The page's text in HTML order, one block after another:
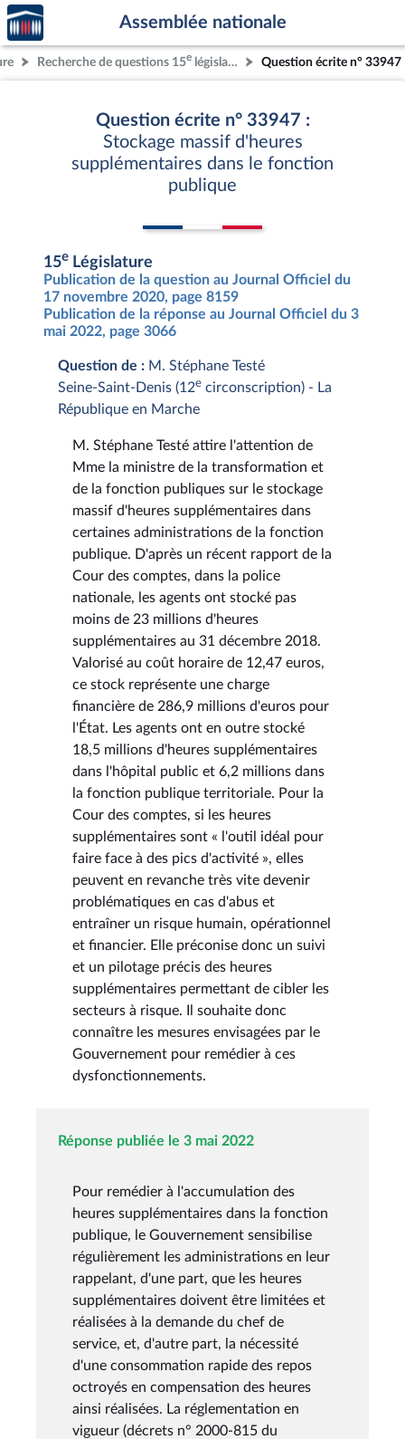
Aller au contenu
Aller en bas de la page
Accèder
à la
page
d'accueil
Assemblée nationale
Recherche de questions 15e législature Question écrite n° 33947
Question écrite n° 33947 :
Stockage massif d'heures
supplémentaires dans le fonction
publique
15e Législature
Publication de la question au Journal Officiel du
17 novembre 2020, page 8159
Publication de la réponse au Journal Officiel du 3
mai 2022, page 3066
Question de : M. Stéphane Testé
Seine-Saint-Denis (12e circonscription) - La
République en Marche
M. Stéphane Testé attire l'attention de
Mme la ministre de la transformation et
de la fonction publiques sur le stockage
massif d'heures supplémentaires dans
certaines administrations de la fonction
publique. D'après un récent rapport de la
Cour des comptes, dans la police
nationale, les agents ont stocké pas
moins de 23 millions d'heures
supplémentaires au 31 décembre 2018.
Valorisé au coût horaire de 12,47 euros,
ce stock représente une charge
financière de 286,9 millions d'euros pour
l'État. Les agents ont en outre stocké
18,5 millions d'heures supplémentaires
dans l'hôpital public et 6,2 millions dans
la fonction publique territoriale. Pour la
Cour des comptes, si les heures
supplémentaires sont « l'outil idéal pour
faire face à des pics d'activité », elles
peuvent en revanche très vite devenir
problématiques en cas d'abus et
entraîner un risque humain, opérationnel
et financier. Elle préconise donc un suivi
et un pilotage précis des heures
supplémentaires permettant de cibler les
secteurs à risque. Il souhaite donc
connaître les mesures envisagées par le
Gouvernement pour remédier à ces
dysfonctionnements.
Réponse publiée le 3 mai 2022
Pour remédier à l'accumulation des
heures supplémentaires dans la fonction
publique, le Gouvernement sensibilise
régulièrement les administrations en leur
rappelant, d'une part, que les heures
supplémentaires doivent être limitées et
réalisées à la demande du chef de
service, et, d'autre part, la nécessité
d'une consommation rapide des repos
octroyés en compensation des heures
ainsi réalisées. La réglementation en
vigueur (décrets n° 2000-815 du